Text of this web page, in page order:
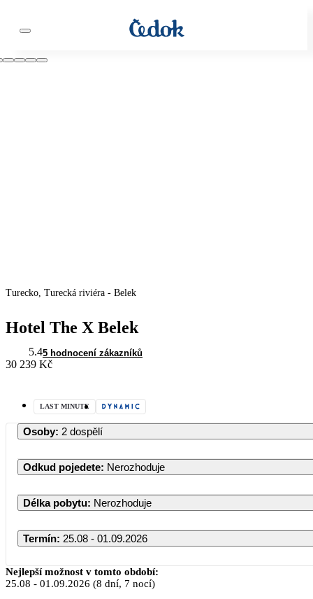
Turecko, Turecká riviéra - Belek
Hotel The X Belek
5.45 hodnocení zákazníků
30 239 Kč
LAST MINUTE
Osoby: 2 dospělí
Odkud pojedete: Nerozhoduje
Délka pobytu: Nerozhoduje
Termín: 25.08 - 01.09.2026
Srpen 2026
Nejlepší možnost v tomto období:
25.08 - 01.09.2026 (8 dní, 7 nocí)